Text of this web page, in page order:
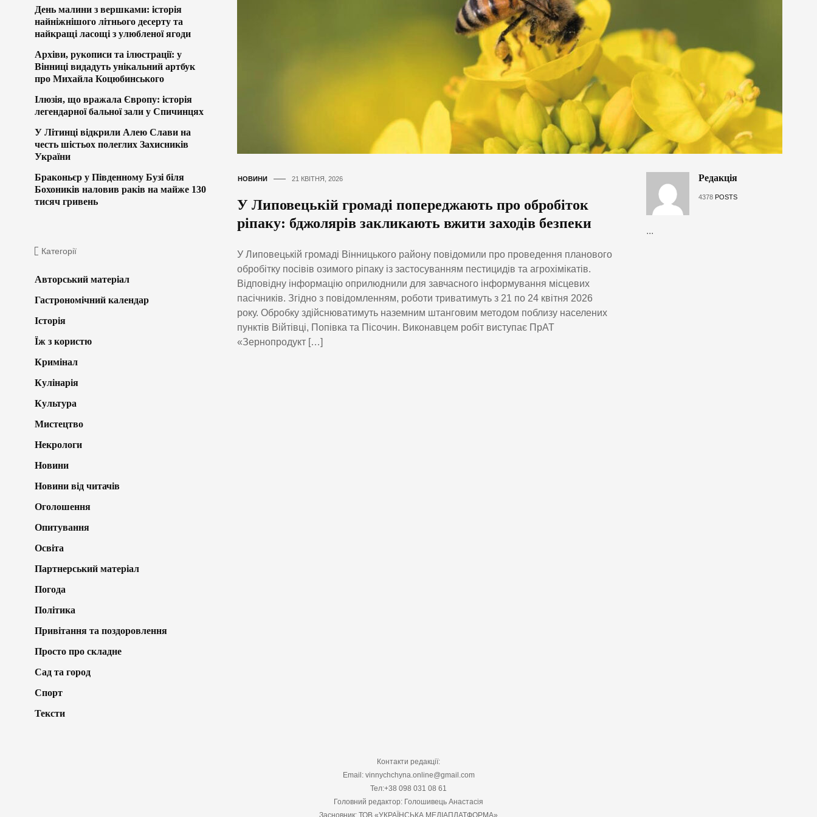
НОВИНИ 21 КВІТНЯ, 2026
У Липовецькій громаді попереджають про обробіток
ріпаку: бджолярів закликають вжити заходів безпеки
У Липовецькій громаді Вінницького району повідомили про проведення планового
обробітку посівів озимого ріпаку із застосуванням пестицидів та агрохімікатів.
Відповідну інформацію оприлюднили для завчасного інформування місцевих
пасічників. Згідно з повідомленням, роботи триватимуть з 21 по 24 квітня 2026
року. Обробку здійснюватимуть наземним штанговим методом поблизу населених
пунктів Війтівці, Попівка та Пісочин. Виконавцем робіт виступає ПрАТ
«Зернопродукт […]
Редакція
4378 POSTS
...
День малини з вершками: історія
найніжнішого літнього десерту та
найкращі ласощі з улюбленої ягоди
Архіви, рукописи та ілюстрації: у
Вінниці видадуть унікальний артбук
про Михайла Коцюбинського
Ілюзія, що вражала Європу: історія
легендарної бальної зали у Спичинцях
У Літинці відкрили Алею Слави на
честь шістьох полеглих Захисників
України
Браконьєр у Південному Бузі біля
Бохоників наловив раків на майже 130
тисяч гривень
Категорії
Авторський матеріал
Гастрономічний календар
Історія
Їж з користю
Кримінал
Кулінарія
Культура
Мистецтво
Некрологи
Новини
Новини від читачів
Оголошення
Опитування
Освіта
Партнерський матеріал
Погода
Політика
Привітання та поздоровлення
Просто про складне
Сад та город
Спорт
Тексти
Контакти редакції:
Email: vinnychchyna.online@gmail.com
Тел:+38 098 031 08 61
Головний редактор: Голошивець Анастасія
Засновник: ТОВ «УКРАЇНСЬКА МЕДІАПЛАТФОРМА»